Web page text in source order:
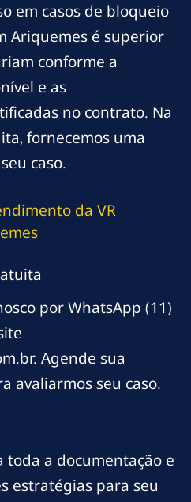
em casos de bloqueio
Ariquemes é superior
conforme a
e as
no contrato. Na
fornecemos uma
caso.
da VR
por WhatsApp (11)
Agende sua
avaliarmos seu caso.
toda a documentação e
estratégias para seu